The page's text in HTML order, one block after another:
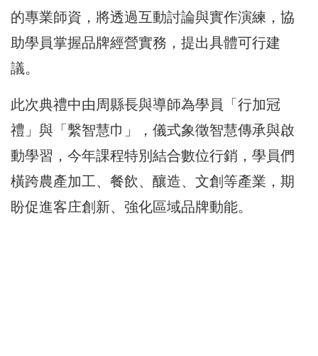
的專業師資，將透過互動討論與實作演練，協
助學員掌握品牌經營實務，提出具體可行建
議。
此次典禮中由周縣長與導師為學員「行加冠
禮」與「繫智慧巾」，儀式象徵智慧傳承與啟
動學習，今年課程特別結合數位行銷，學員們
橫跨農產加工、餐飲、釀造、文創等產業，期
盼促進客庄創新、強化區域品牌動能。